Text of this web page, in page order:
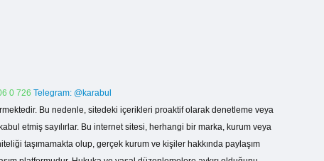
0 726 Telegram: @karabul
Bu nedenle, sitedeki içerikleri proaktif olarak denetleme veya
etmiş sayılırlar. Bu internet sitesi, herhangi bir marka, kurum veya
taşımamakta olup, gerçek kurum ve kişiler hakkında paylaşım